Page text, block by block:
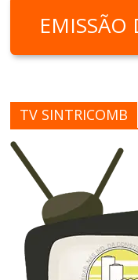
EMISSÃO
TV SINTRICOMB